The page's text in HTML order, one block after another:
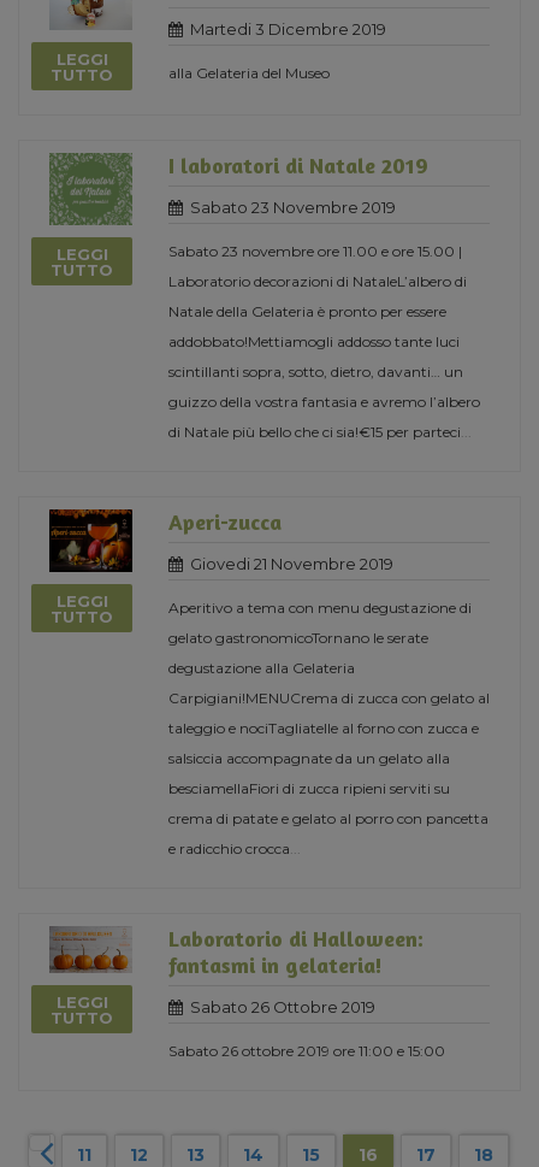
LEGGI
TUTTO
Martedi 3 Dicembre 2019
alla Gelateria del Museo
LEGGI
TUTTO
I laboratori di Natale 2019
Sabato 23 Novembre 2019
Sabato 23 novembre ore 11.00 e ore 15.00 |
Laboratorio decorazioni di NataleL’albero di
Natale della Gelateria è pronto per essere
addobbato!Mettiamogli addosso tante luci
scintillanti sopra, sotto, dietro, davanti… un
guizzo della vostra fantasia e avremo l’albero
di Natale più bello che ci sia!€15 per parteci
LEGGI
TUTTO
Aperi-zucca
Giovedi 21 Novembre 2019
Aperitivo a tema con menu degustazione di
gelato gastronomicoTornano le serate
degustazione alla Gelateria
Carpigiani!MENUCrema di zucca con gelato al
taleggio e nociTagliatelle al forno con zucca e
salsiccia accompagnate da un gelato alla
besciamellaFiori di zucca ripieni serviti su
crema di patate e gelato al porro con pancetta
e radicchio crocca
LEGGI
TUTTO
Laboratorio di Halloween:
fantasmi in gelateria!
Sabato 26 Ottobre 2019
Sabato 26 ottobre 2019 ore 11:00 e 15:00
11 12 13 14 15 16 17
18